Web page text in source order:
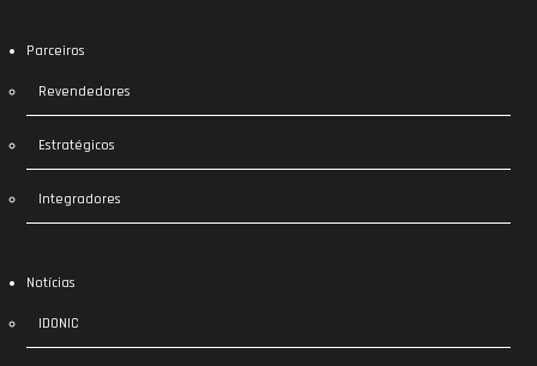
Parceiros
Revendedores
Estratégicos
Integradores
Notícias
IDONIC